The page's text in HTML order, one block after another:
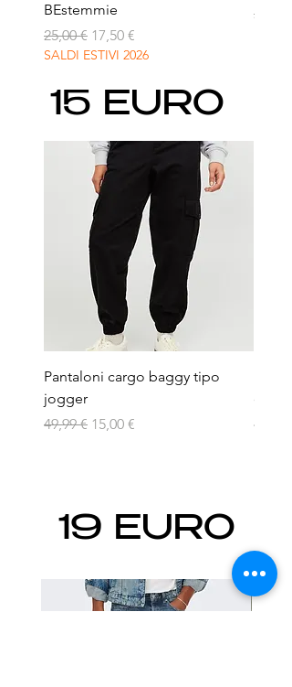
BEstemmie
Prezzo regolare
25,00 € Prezzo scontato
17,50 €
SALDI ESTIVI 2026
24,99 €
Pantaloni cargo baggy tipo
jogger
Prezzo regolare
49,99 € Prezzo scontato
15,00 €
chiaro
Prezzo
44,99 €
15 EURO
19 EURO